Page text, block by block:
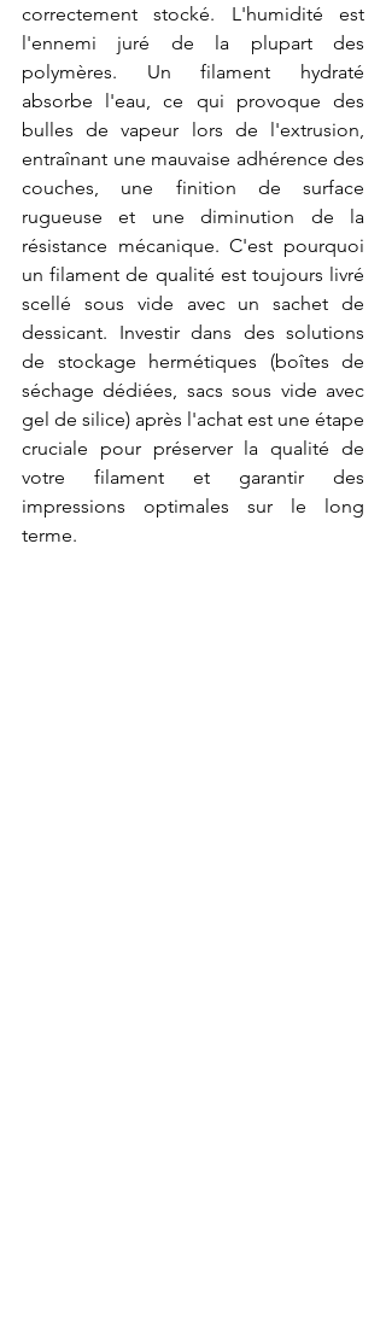
correctement stocké. L'humidité est
l'ennemi juré de la plupart des
polymères. Un filament hydraté
absorbe l'eau, ce qui provoque des
bulles de vapeur lors de l'extrusion,
entraînant une mauvaise adhérence des
couches, une finition de surface
rugueuse et une diminution de la
résistance mécanique. C'est pourquoi
un filament de qualité est toujours livré
scellé sous vide avec un sachet de
dessicant. Investir dans des solutions
de stockage hermétiques (boîtes de
séchage dédiées, sacs sous vide avec
gel de silice) après l'achat est une étape
cruciale pour préserver la qualité de
votre filament et garantir des
impressions optimales sur le long
terme.